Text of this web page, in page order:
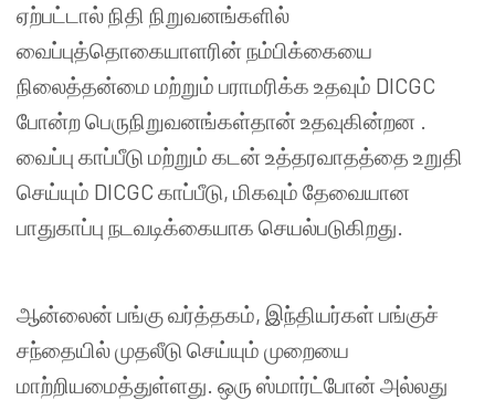
ஏற்பட்டால் நிதி நிறுவனங்களில்
வைப்புத்தொகையாளரின் நம்பிக்கையை
நிலைத்தன்மை மற்றும் பராமரிக்க உதவும் DICGC
போன்ற பெருநிறுவனங்கள்தான் உதவுகின்றன .
வைப்பு காப்பீடு மற்றும் கடன் உத்தரவாதத்தை உறுதி
செய்யும் DICGC காப்பீடு, மிகவும் தேவையான
பாதுகாப்பு நடவடிக்கையாக செயல்படுகிறது.
ஆன்லைன் பங்கு வர்த்தகம், இந்தியர்கள் பங்குச்
சந்தையில் முதலீடு செய்யும் முறையை
மாற்றியமைத்துள்ளது. ஒரு ஸ்மார்ட்போன் அல்லது